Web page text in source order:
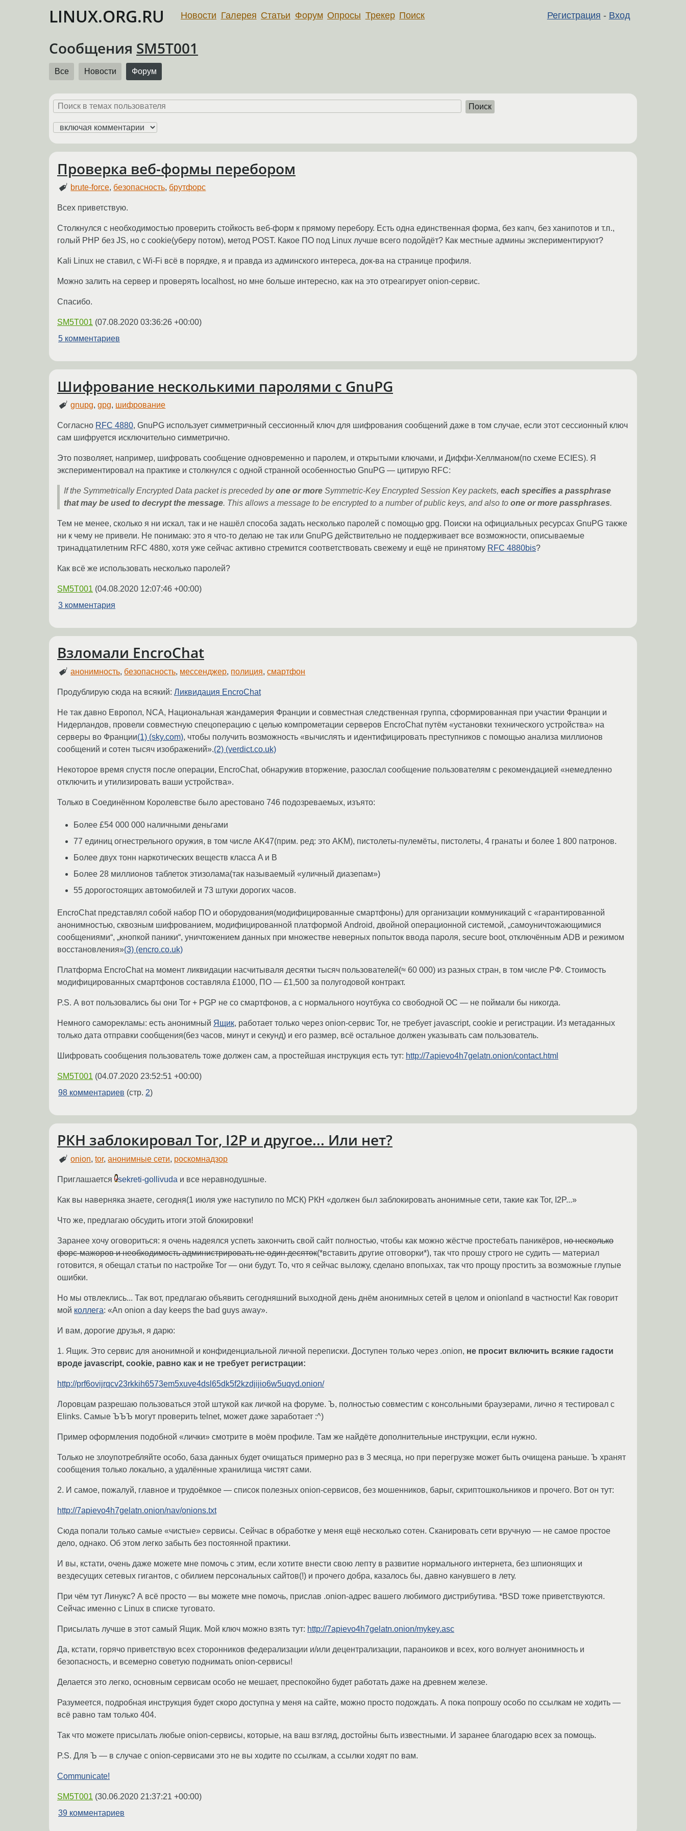
LINUX.ORG.RU Регистрация - Вход
Новости Галерея Статьи Форум Опросы Трекер Поиск
Сообщения SM5T001
Все Новости Форум
Поиск
Проверка веб-формы перебором
brute-force, безопасность, брутфорс
Всех приветствую.
Столкнулся с необходимостью проверить стойкость веб-форм к прямому перебору. Есть одна единственная форма, без капч, без ханипотов и т.п.,
голый PHP без JS, но с cookie(уберу потом), метод POST. Какое ПО под Linux лучше всего подойдёт? Как местные админы экспериментируют?
Kali Linux не ставил, с Wi-Fi всё в порядке, я и правда из админского интереса, док-ва на странице профиля.
Можно залить на сервер и проверять localhost, но мне больше интересно, как на это отреагирует onion-сервис.
Спасибо.
SM5T001 (07.08.2020 03:36:26 +00:00)
5 комментариев
Шифрование несколькими паролями с GnuPG
gnupg,gpg, шифрование
Согласно RFC 4880, GnuPG использует симметричный сессионный ключ для шифрования сообщений даже в том случае, если этот сессионный ключ
сам шифруется исключительно симметрично.
Это позволяет, например, шифровать сообщение одновременно и паролем, и открытыми ключами, и Диффи-Хеллманом(по схеме ECIES). Я
экспериментировал на практике и столкнулся с одной странной особенностью GnuPG — цитирую RFC:
If the Symmetrically Encrypted Data packet is preceded byone or more Symmetric-Key Encrypted Session Key packets, each specifies a passphrase
that may be used to decrypt the message. This allows a message to be encrypted to a number of public keys, and also to one or more passphrases.
Тем не менее, сколько я ни искал, так и не нашёл способа задать несколько паролей с помощью gpg. Поиски на официальных ресурсах GnuPG также
ни к чему не привели. Не понимаю: это я что-то делаю не так или GnuPG действительно не поддерживает все возможности, описываемые
тринадцатилетним RFC 4880, хотя уже сейчас активно стремится соответствовать свежему и ещё не принятому RFC 4880bis?
Как всё же использовать несколько паролей?
SM5T001 (04.08.2020 12:07:46 +00:00)
3 комментария
Взломали EncroChat
анонимность, безопасность, мессенджер, полиция,смартфон
Продублирую сюда на всякий: Ликвидация EncroChat
Не так давно Европол, NCA, Национальная жандамерия Франции и совместная следственная группа, сформированная при участии Франции и
Нидерландов, провели совместную спецоперацию с целью компрометации серверов EncroChat путём «установки технического устройства» на
серверы во Франции(1) (sky.com), чтобы получить возможность «вычислять и идентифицировать преступников с помощью анализа миллионов
сообщений и сотен тысяч изображений».(2) (verdict.co.uk)
Некоторое время спустя после операции, EncroChat, обнаружив вторжение, разослал сообщение пользователям с рекомендацией «немедленно
отключить и утилизировать ваши устройства».
Только в Соединённом Королевстве было арестовано 746 подозреваемых, изъято:
Более £54 000 000 наличными деньгами
77 единиц огнестрельного оружия, в том числе AK47(прим. ред: это AKM), пистолеты-пулемёты, пистолеты, 4 гранаты и более 1 800 патронов.
Более двух тонн наркотических веществ класса A и B
Более 28 миллионов таблеток этизолама(так называемый «уличный диазепам»)
55 дорогостоящих автомобилей и 73 штуки дорогих часов.
EncroChat представлял собой набор ПО и оборудования(модифицированные смартфоны) для организации коммуникаций с «гарантированной
анонимностью, сквозным шифрованием, модифицированной платформой Android, двойной операционной системой, „самоуничтожающимися
сообщениями“, „кнопкой паники“, уничтожением данных при множестве неверных попыток ввода пароля, secure boot, отключённым ADB и режимом
восстановления»(3) (encro.co.uk)
Платформа EncroChat на момент ликвидации насчитываля десятки тысяч пользователей(≈ 60 000) из разных стран, в том числе РФ. Стоимость
модифицированных смартфонов составляла £1000, ПО — £1,500 за полугодовой контракт.
P.S. А вот пользовались бы они Tor + PGP не со смартфонов, а с нормального ноутбука со свободной ОС — не поймали бы никогда.
Немного саморекламы: есть анонимный Ящик, работает только через onion-сервис Tor, не требует javascript, cookie и регистрации. Из метаданных
только дата отправки сообщения(без часов, минут и секунд) и его размер, всё остальное должен указывать сам пользователь.
Шифровать сообщения пользователь тоже должен сам, а простейшая инструкция есть тут: http://7apievo4h7gelatn.onion/contact.html
SM5T001 (04.07.2020 23:52:51 +00:00)
98 комментариев (стр. 2)
РКН заблокировал Tor, I2P и другое... Или нет?
onion,tor,анонимные сети, роскомнадзор
Приглашается sekreti-gollivuda и все неравнодушные.
Как вы наверняка знаете, сегодня(1 июля уже наступило по МСК) РКН «должен был заблокировать анонимные сети, такие как Tor, I2P...»
Что же, предлагаю обсудить итоги этой блокировки!
Заранее хочу оговориться: я очень надеялся успеть закончить свой сайт полностью, чтобы как можно жёстче простебать паникёров, но несколько
форс-мажоров и необходимость администрировать не один десяток(*вставить другие отговорки*), так что прошу строго не судить — материал
готовится, я обещал статьи по настройке Tor — они будут. То, что я сейчас выложу, сделано впопыхах, так что прощу простить за возможные глупые
ошибки.
Но мы отвлеклись... Так вот, предлагаю объявить сегодняшний выходной день днём анонимных сетей в целом и onionland в частности! Как говорит
мой коллега: «An onion a day keeps the bad guys away».
И вам, дорогие друзья, я дарю:
1. Ящик. Это сервис для анонимной и конфиденциальной личной переписки. Доступен только через .onion, не просит включить всякие гадости
вроде javascript, cookie, равно как и не требует регистрации:
http://prf6ovijrqcv23rkkih6573em5xuve4dsl65dk5f2kzdjijio6w5uqyd.onion/
Лоровцам разрешаю пользоваться этой штукой как личкой на форуме. Ъ, полностью совместим с консольными браузерами, лично я тестировал с
Elinks. Самые ЪЪЪ могут проверить telnet, может даже заработает :^)
Пример оформления подобной «лички» смотрите в моём профиле. Там же найдёте дополнительные инструкции, если нужно.
Только не злоупотребляйте особо, база данных будет очищаться примерно раз в 3 месяца, но при перегрузке может быть очищена раньше. Ъ хранят
сообщения только локально, а удалённые хранилища чистят сами.
2. И самое, пожалуй, главное и трудоёмкое — список полезных onion-сервисов, без мошенников, барыг, скриптошкольников и прочего. Вот он тут:
http://7apievo4h7gelatn.onion/nav/onions.txt
Сюда попали только самые «чистые» сервисы. Сейчас в обработке у меня ещё несколько сотен. Сканировать сети вручную — не самое простое
дело, однако. Об этом легко забыть без постоянной практики.
И вы, кстати, очень даже можете мне помочь с этим, если хотите внести свою лепту в развитие нормального интернета, без шпионящих и
вездесущих сетевых гигантов, с обилием персональных сайтов(!) и прочего добра, казалось бы, давно канувшего в лету.
При чём тут Линукс? А всё просто — вы можете мне помочь, прислав .onion-адрес вашего любимого дистрибутива. *BSD тоже приветствуются.
Сейчас именно с Linux в списке туговато.
Присылать лучше в этот самый Ящик. Мой ключ можно взять тут: http://7apievo4h7gelatn.onion/mykey.asc
Да, кстати, горячо приветствую всех сторонников федерализации и/или децентрализации, параноиков и всех, кого волнует анонимность и
безопасность, и всемерно советую поднимать onion-сервисы!
Делается это легко, основным сервисам особо не мешает, преспокойно будет работать даже на древнем железе.
Разумеется, подробная инструкция будет скоро доступна у меня на сайте, можно просто подождать. А пока попрошу особо по ссылкам не ходить —
всё равно там только 404.
Так что можете присылать любые onion-сервисы, которые, на ваш взгляд, достойны быть известными. И заранее благодарю всех за помощь.
P.S. Для Ъ — в случае с onion-сервисами это не вы ходите по ссылкам, а ссылки ходят по вам.
Communicate!
SM5T001 (30.06.2020 21:37:21 +00:00)
39 комментариев